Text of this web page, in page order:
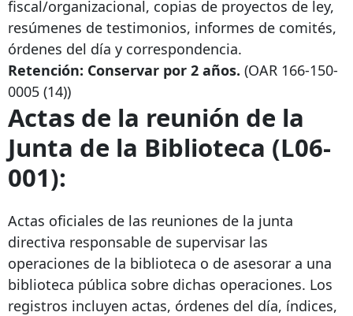
fiscal/organizacional, copias de proyectos de ley,
resúmenes de testimonios, informes de comités,
órdenes del día y correspondencia.
Retención: Conservar por 2 años. (OAR 166-150-
0005 (14))
Actas de la reunión de la
Junta de la Biblioteca (L06-
001):
Actas oficiales de las reuniones de la junta
directiva responsable de supervisar las
operaciones de la biblioteca o de asesorar a una
biblioteca pública sobre dichas operaciones. Los
registros incluyen actas, órdenes del día, índices,